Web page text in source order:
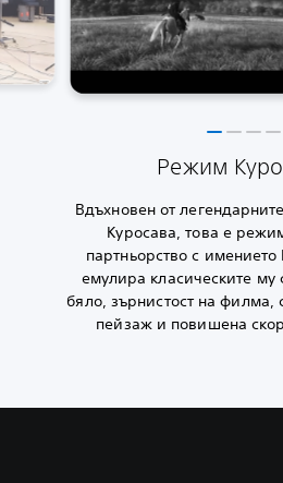
Режим
Вдъхновен от
Куросава, това е
партньорство с имението
емулира класическите
бяло, зърнистост на филма,
пейзаж и повишена